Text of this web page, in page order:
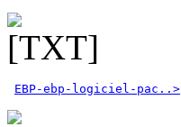
EBP-ebp-logiciel-pac..>